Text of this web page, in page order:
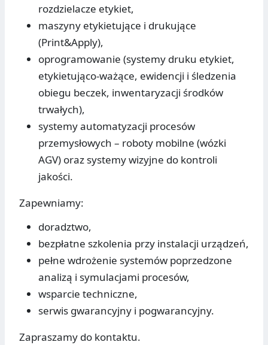
rozdzielacze etykiet,
maszyny etykietujące i drukujące
(Print&Apply),
oprogramowanie (systemy druku etykiet,
etykietująco-ważące, ewidencji i śledzenia
obiegu beczek, inwentaryzacji środków
trwałych),
systemy automatyzacji procesów
przemysłowych – roboty mobilne (wózki
AGV) oraz systemy wizyjne do kontroli
jakości.
Zapewniamy:
doradztwo,
bezpłatne szkolenia przy instalacji urządzeń,
pełne wdrożenie systemów poprzedzone
analizą i symulacjami procesów,
wsparcie techniczne,
serwis gwarancyjny i pogwarancyjny.
Zapraszamy do kontaktu.